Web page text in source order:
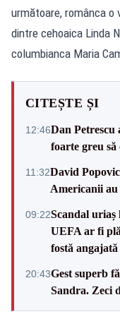
următoare, românca o
dintre cehoaica Linda
columbianca Maria
CITEȘTE ȘI
12:46Dan Petrescu
foarte greu
11:32David
Americanii
09:22Scandal
UEFA ar fi
fostă angajată
20:43Gest superb
Sandra. Zeci